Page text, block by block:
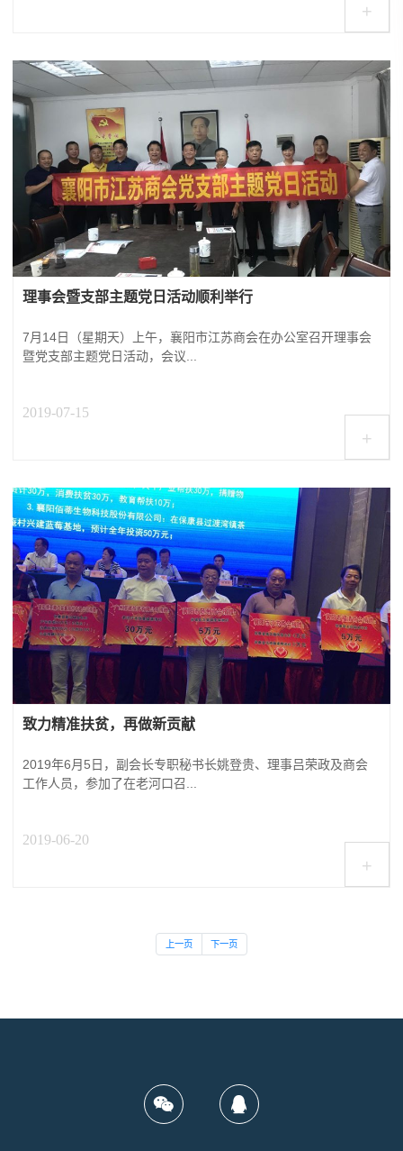
+
理事会暨支部主题党日活动顺利举行
7月14日（星期天）上午，襄阳市江苏商会在办公室召开理事会
暨党支部主题党日活动，会议...
2019-07-15
+
致力精准扶贫，再做新贡献
2019年6月5日，副会长专职秘书长姚登贵、理事吕荣政及商会
工作人员，参加了在老河口召...
2019-06-20
+
上一页 下一页